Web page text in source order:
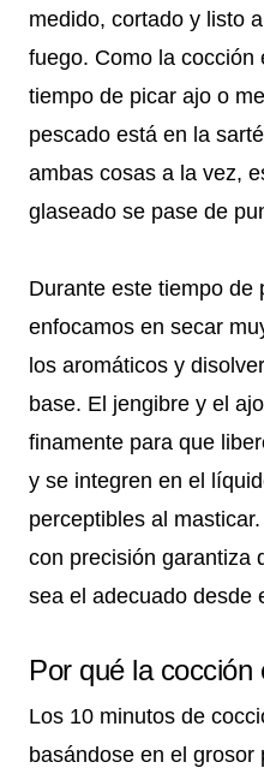
medido, cortado y listo
fuego. Como la cocción
tiempo de picar ajo o
pescado está en la
ambas cosas a la vez,
glaseado se pase de
Durante este tiempo de
enfocamos en secar
los aromáticos y
base. El jengibre y el
finamente para que
y se integren en el
perceptibles al
con precisión garantiza
sea el adecuado desde
Por qué la cocción
Los 10 minutos de
basándose en el grosor